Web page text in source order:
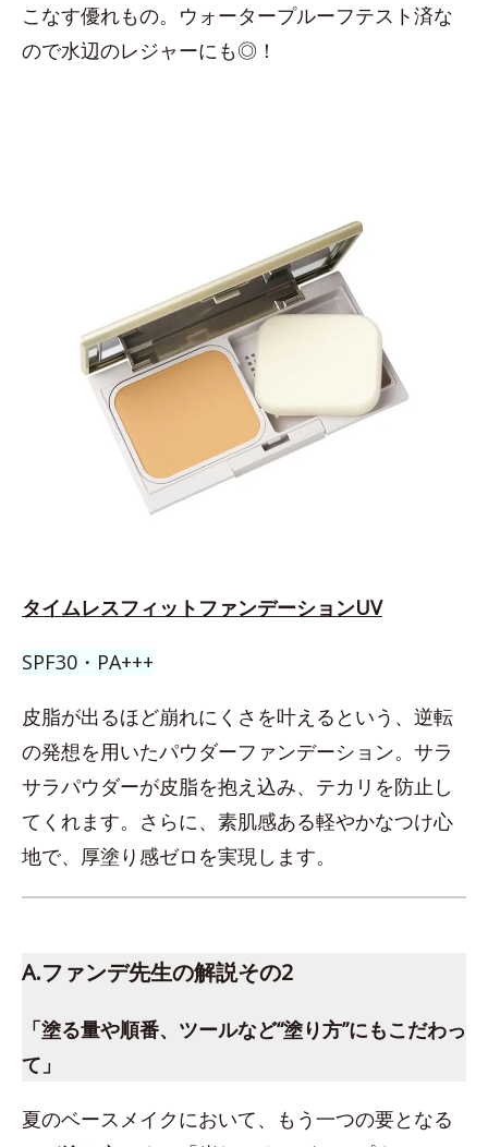
こなす優れもの。ウォータープルーフテスト済な
ので水辺のレジャーにも◎！
タイムレスフィットファンデーションUV
SPF30・PA+++
皮脂が出るほど崩れにくさを叶えるという、逆転
の発想を用いたパウダーファンデーション。サラ
サラパウダーが皮脂を抱え込み、テカリを防止し
てくれます。さらに、素肌感ある軽やかなつけ心
地で、厚塗り感ゼロを実現します。
A.ファンデ先生の解説その2
「塗る量や順番、ツールなど“塗り方”にもこだわっ
て」
夏のベースメイクにおいて、もう一つの要となる